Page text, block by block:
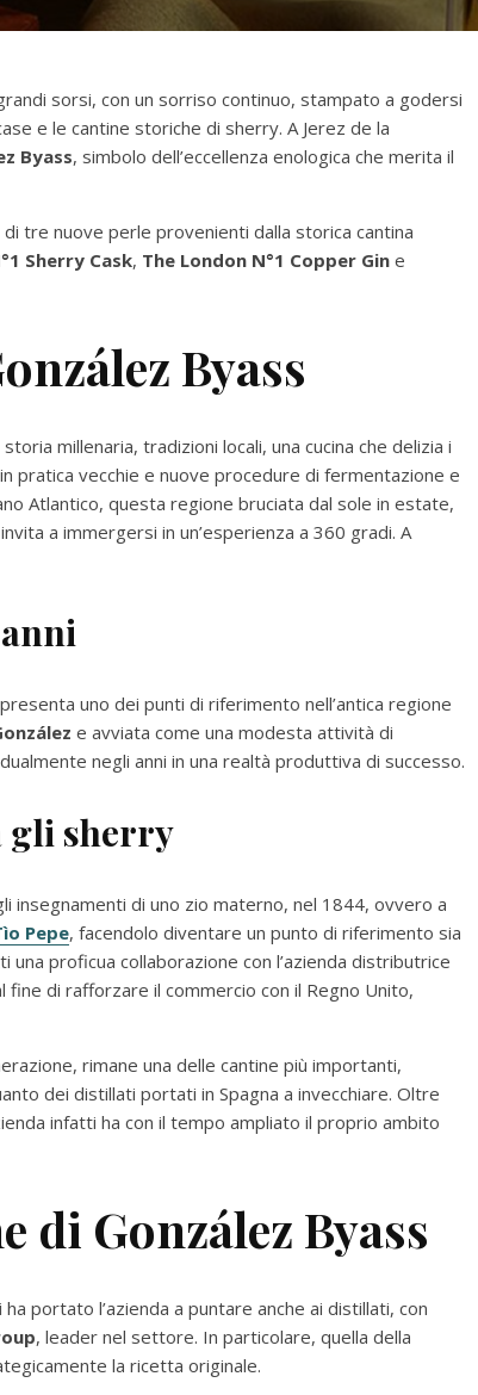
sorsi, con un sorriso continuo, stampato a godersi
e le cantine storiche di sherry. A Jerez de la
Byass, simbolo dell’eccellenza enologica che merita il
tre nuove perle provenienti dalla storica cantina
Sherry Cask, The London N°1 Copper Gin e
Byass
millenaria, tradizioni locali, una cucina che delizia i
pratica vecchie e nuove procedure di fermentazione e
Atlantico, questa regione bruciata dal sole in estate,
a immergersi in un’esperienza a 360 gradi. A
uno dei punti di riferimento nell’antica regione
e avviata come una modesta attività di
negli anni in una realtà produttiva di successo.
gli sherry
insegnamenti di uno zio materno, nel 1844, ovvero a
Pepe, facendolo diventare un punto di riferimento sia
proficua collaborazione con l’azienda distributrice
di rafforzare il commercio con il Regno Unito,
rimane una delle cantine più importanti,
dei distillati portati in Spagna a invecchiare. Oltre
infatti ha con il tempo ampliato il proprio ambito
di González Byass
ha portato l’azienda a puntare anche ai distillati, con
, leader nel settore. In particolare, quella della
la ricetta originale.